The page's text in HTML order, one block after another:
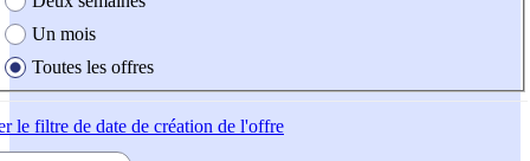
Un mois
Toutes les offres
le filtre de date de création de l'offre